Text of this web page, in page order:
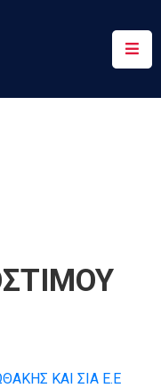
ΚΑΙ ΣΙΑ Ε.Ε